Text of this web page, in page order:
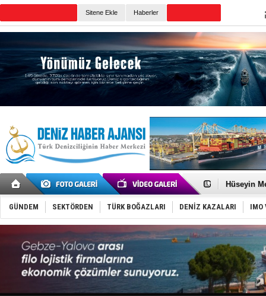
Sitene Ekle Haberler
Hüseyin
Hat-San
Med
Tekne, su
Dışişleri
Depo ve
Kruvaziyer
SES
GÜNDEM SEKTÖRDEN TÜRK BOĞAZLARI DENİZ KAZALARI IMO